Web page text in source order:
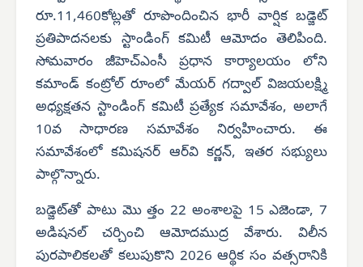
రూ.11,460కోట్లతో రూపొందించిన భారీ వార్షిక బడ్జెట్
ప్రతిపాదనలకు స్టాండింగ్ కమిటీ ఆమోదం తెలిపింది.
సోమవారం జీహెచ్‌ఎంసీ ప్రధాన కార్యాలయం లోని
కమాండ్ కంట్రోల్ రూంలో మేయర్ గద్వాల్ విజయలక్ష్మి
అధ్యక్షతన స్టాండింగ్ కమిటీ ప్రత్యేక సమావేశం, అలాగే
10వ సాధారణ సమావేశం నిర్వహించారు. ఈ
సమావేశంలో కమిషనర్ ఆర్‌వి కర్ణన్, ఇతర సభ్యులు
పాల్గొన్నారు.
బడ్జెట్‌తో పాటు మొ త్తం 22 అంశాలపై 15 ఎజెండా, 7
అడిషనల్ చర్చించి ఆమోదముద్ర వేశారు. విలీన
పురపాలికలతో కలుపుకొని 2026 ఆర్థిక సం వత్సరానికి